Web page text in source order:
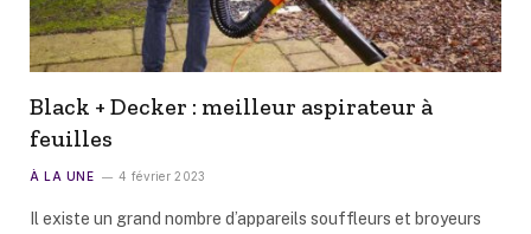
Black + Decker : meilleur aspirateur à
feuilles
À LA UNE 4 février 2023
Il existe un grand nombre d’appareils souffleurs et broyeurs